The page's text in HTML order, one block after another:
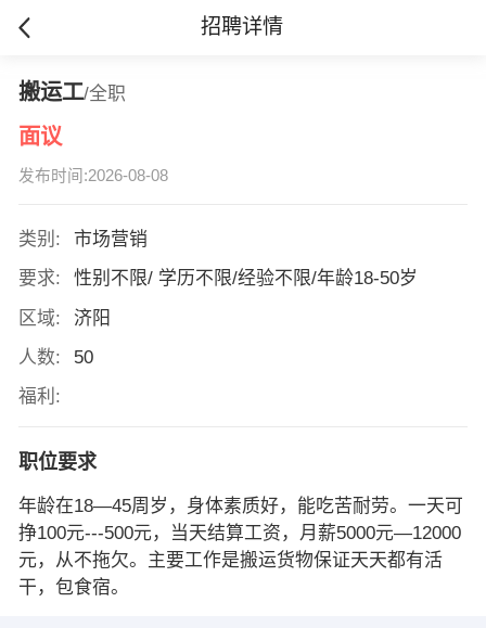
招聘详情
搬运工/全职
面议
发布时间:2026-08-08
类别:
市场营销
要求:
性别不限/ 学历不限/经验不限/年龄18-50岁
区域:
济阳
人数:
50
福利:
职位要求
年龄在18—45周岁，身体素质好，能吃苦耐劳。一天可
挣100元---500元，当天结算工资，月薪5000元—12000
元，从不拖欠。主要工作是搬运货物保证天天都有活
干，包食宿。